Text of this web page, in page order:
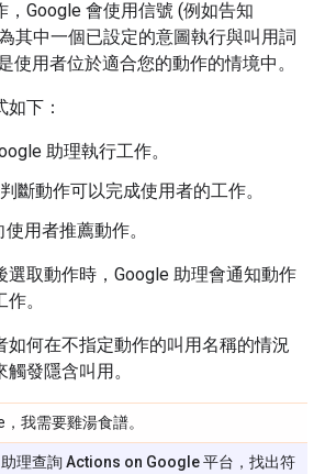
，Google 會使用信號 (例如告知
其中一個已設定的意圖執行與叫用詞
使用者位於適合您的動作的情境中。
下：
助理執行工作。
斷動作可以完成使用者的工作。
用者推薦動作。
選取動作時，Google 助理會通知動作
。
如何在不指定動作的叫用名稱的情況
發隱含叫用。
，我需要雞湯食譜。
理查詢 Actions on Google 平台，找出符